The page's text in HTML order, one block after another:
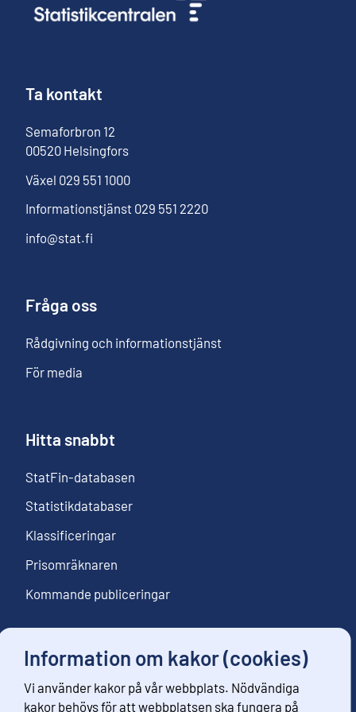
Information om kakor (cookies)
Vi använder kakor på vår webbplats. Nödvändiga
kakor behövs för att webbplatsen ska fungera på
Ta kontakt
Semaforbron 12
00520 Helsingfors
Växel 029 551 1000
Informationstjänst 029 551 2220
info@stat.fi
Fråga oss
Rådgivning och informationstjänst
För media
Hitta snabbt
StatFin-databasen
Statistikdatabaser
Klassificeringar
Prisomräknaren
Kommande publiceringar
Följ oss
Beställ nyhetsbrev